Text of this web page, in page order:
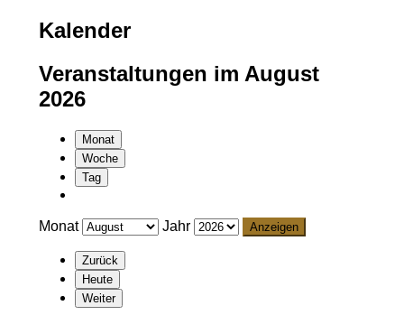
Kalender
Veranstaltungen im August
2026
Monat
Woche
Tag
Monat Jahr
Zurück
Heute
Weiter